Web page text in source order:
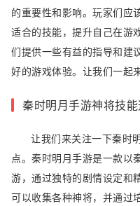
的重要性和影响。玩家们应
适合的技能，提升自己在游
们提供一些有益的指导和建
好的游戏体验。让我们一起
秦时明月手游神将技
让我们来关注一下秦时
点。秦时明月手游是一款以
游，通过独特的剧情设定和
可以收集各种神将，并通过